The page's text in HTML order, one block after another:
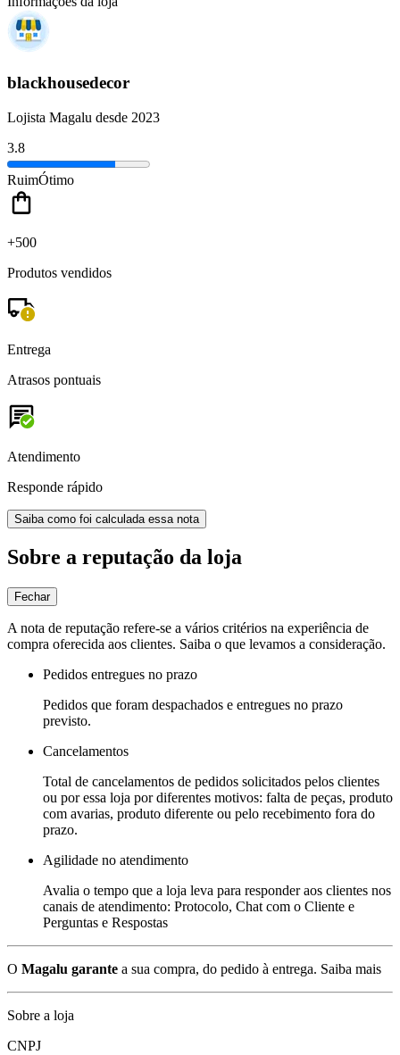
blackhousedecor
Lojista Magalu desde 2023
3.8
RuimÓtimo
+500
Produtos vendidos
Entrega
Atrasos pontuais
Atendimento
Responde rápido
Saiba como foi calculada essa nota
Sobre a reputação da loja
Fechar
A nota de reputação refere-se a vários critérios na experiência de
compra oferecida aos clientes. Saiba o que levamos a consideração.
Pedidos entregues no prazo
Pedidos que foram despachados e entregues no prazo
previsto.
Cancelamentos
Total de cancelamentos de pedidos solicitados pelos clientes
ou por essa loja por diferentes motivos: falta de peças, produto
com avarias, produto diferente ou pelo recebimento fora do
prazo.
Agilidade no atendimento
Avalia o tempo que a loja leva para responder aos clientes nos
canais de atendimento: Protocolo, Chat com o Cliente e
Perguntas e Respostas
O Magalu garante a sua compra, do pedido à entrega. Saiba mais
Sobre a loja
CNPJ